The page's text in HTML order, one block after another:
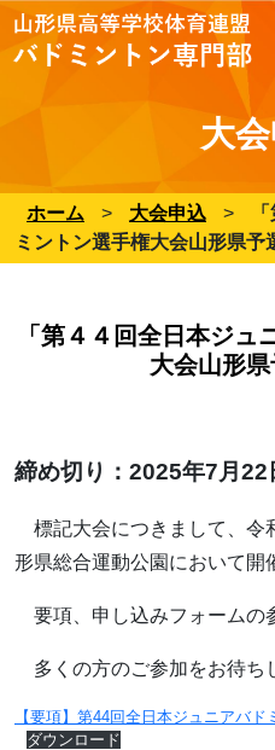
大
ホーム > 大会申込 >
ミントン選手権大会山形県予
「第４４回全日本ジ
大会山形県
締め切り：2025年7月22
標記大会につきまして、令
形県総合運動公園において開
要項、申し込みフォームの
多くの方のご参加をお待ち
【要項】第44回全日本ジュニアバ
ダウンロード